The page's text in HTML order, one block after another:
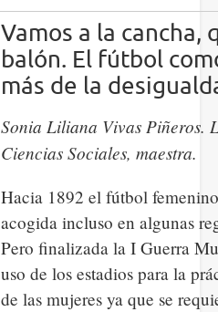
Vamos a la cancha,
balón. El fútbol
más de la
Sonia Liliana Vivas Piñeros.
Ciencias Sociales, maestra.
Hacia 1892 el fútbol
acogida incluso en algunas
Pero finalizada la I Guerra
uso de los estadios para la
de las mujeres ya que se